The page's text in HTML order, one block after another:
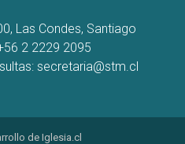
Las Condes, Santiago
2 2229 2095
secretaria@stm.cl
de Iglesia.cl